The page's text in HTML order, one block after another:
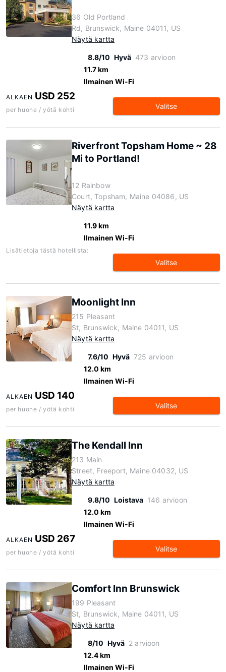
36 Old Portland
Rd, Brunswick, Maine 04011, US
Näytä kartta
8.8/10 Hyvä 473 arvioon
11.7 km
Ilmainen Wi-Fi
ALKAEN USD 252
per huone / yötä kohti Valitse
Riverfront Topsham Home ~ 28
Mi to Portland!
12 Rainbow
Court, Topsham, Maine 04086, US
Näytä kartta
11.9 km
Ilmainen Wi-Fi
Lisätietoja tästä hotellista:
Valitse
Moonlight Inn
215 Pleasant
St, Brunswick, Maine 04011, US
Näytä kartta
7.6/10 Hyvä 725 arvioon
12.0 km
Ilmainen Wi-Fi
ALKAEN USD 140
per huone / yötä kohti Valitse
The Kendall Inn
213 Main
Street, Freeport, Maine 04032, US
Näytä kartta
9.8/10 Loistava 146 arvioon
12.0 km
Ilmainen Wi-Fi
ALKAEN USD 267
per huone / yötä kohti Valitse
Comfort Inn Brunswick
199 Pleasant
St, Brunswick, Maine 04011, US
Näytä kartta
8/10 Hyvä 2 arvioon
12.4 km
Ilmainen Wi-Fi